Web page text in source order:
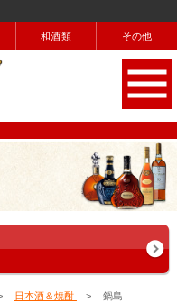
和酒類 その他
日本酒＆焼酎
鍋島